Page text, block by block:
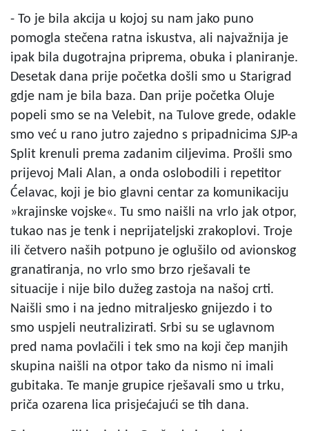
- To je bila akcija u kojoj su nam jako puno
pomogla stečena ratna iskustva, ali najvažnija je
ipak bila dugotrajna priprema, obuka i planiranje.
Desetak dana prije početka došli smo u Starigrad
gdje nam je bila baza. Dan prije početka Oluje
popeli smo se na Velebit, na Tulove grede, odakle
smo već u rano jutro zajedno s pripadnicima SJP-a
Split krenuli prema zadanim ciljevima. Prošli smo
prijevoj Mali Alan, a onda oslobodili i repetitor
Ćelavac, koji je bio glavni centar za komunikaciju
»krajinske vojske«. Tu smo naišli na vrlo jak otpor,
tukao nas je tenk i neprijateljski zrakoplovi. Troje
ili četvero naših potpuno je oglušilo od avionskog
granatiranja, no vrlo smo brzo rješavali te
situacije i nije bilo dužeg zastoja na našoj crti.
Naišli smo i na jedno mitraljesko gnijezdo i to
smo uspjeli neutralizirati. Srbi su se uglavnom
pred nama povlačili i tek smo na koji čep manjih
skupina naišli na otpor tako da nismo ni imali
gubitaka. Te manje grupice rješavali smo u trku,
priča ozarena lica prisjećajući se tih dana.